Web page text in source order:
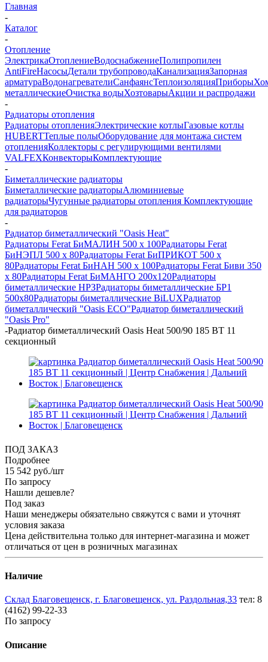
Главная
-
Каталог
-
Отопление
ЭлектрикаОтоплениеВодоснабжениеПолипропилен
AntiFireНасосыДетали трубопроводаКанализацияЗапорная
арматураВодонагревателиСанфаянсТеплоизоляцияПриборы
металлическиеОчистка водыХозтоварыАкции и распродажи
-
Радиаторы отопления
Радиаторы отопленияЭлектрические котлыГазовые котлы
HUBERTТеплые полыОборудование для монтажа систем
отопленияКоллекторы с регулирующими вентилями
VALFEXКонвекторыКомплектующие
-
Биметаллические радиаторы
Биметаллические радиаторыАлюминиевые
радиаторыЧугунные радиаторы отопления Комплектующие
для радиаторов
-
Радиатор биметаллический "Oasis Heat"
Радиаторы Ferat БиМАЛИН 500 х 100Радиаторы Ferat
БиНЭПЛ 500 x 80Радиаторы Ferat БиПРИКОТ 500 х
80Радиаторы Ferat БиНАН 500 х 100Радиаторы Ferat Биви 350
х 80Радиаторы Ferat БиМАНГО 200х120Радиаторы
биметаллические НРЗРадиаторы биметаллические БР1
500х80Радиаторы биметаллические BiLUXРадиатор
биметаллический "Oasis ECO"Радиатор биметаллический
"Oasis Pro"
-Радиатор биметаллический Oasis Heat 500/90 185 ВТ 11
секционный
ПОД ЗАКАЗ
Подробнее
15 542 руб./шт
По запросу
Нашли дешевле?
Под заказ
Наши менеджеры обязательно свяжутся с вами и уточнят
условия заказа
Цена действительна только для интернет-магазина и может
отличаться от цен в розничных магазинах
Наличие
Склад Благовещенск, г. Благовещенск, ул. Раздольная,33 тел: 8
(4162) 99-22-33
По запросу
Описание